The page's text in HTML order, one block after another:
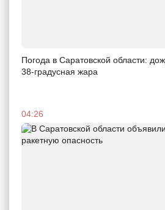
Погода в Саратовской области:
38-градусная жара
04:26